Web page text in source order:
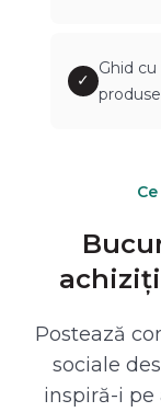
✓
Ghid
Postează
sociale
inspiră-i pe